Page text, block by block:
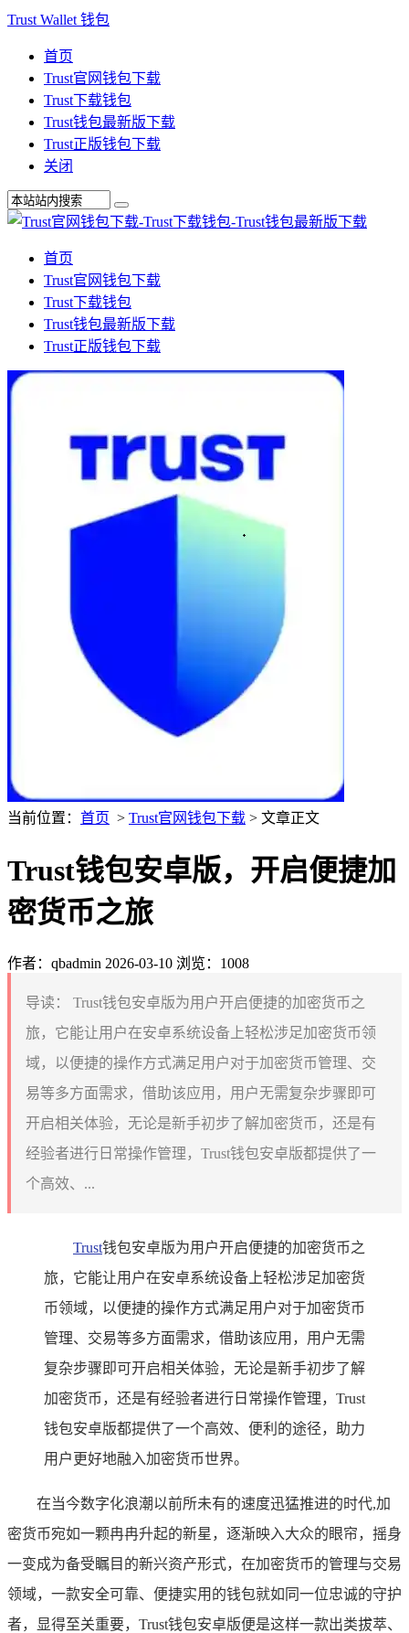
Trust Wallet 钱包
首页
Trust官网钱包下载
Trust下载钱包
Trust钱包最新版下载
Trust正版钱包下载
关闭
首页
Trust官网钱包下载
Trust下载钱包
Trust钱包最新版下载
Trust正版钱包下载
当前位置： 首页 > Trust官网钱包下载 > 文章正文
Trust钱包安卓版，开启便捷加
密货币之旅
作者：qbadmin 2026-03-10 浏览：1008
导读：
Trust钱包安卓版为用户开启便捷的加密货币之
旅，它能让用户在安卓系统设备上轻松涉足加密货币领
域，以便捷的操作方式满足用户对于加密货币管理、交
易等多方面需求，借助该应用，用户无需复杂步骤即可
开启相关体验，无论是新手初步了解加密货币，还是有
经验者进行日常操作管理，Trust钱包安卓版都提供了一
个高效、...
Trust钱包安卓版为用户开启便捷的加密货币之
旅，它能让用户在安卓系统设备上轻松涉足加密货
币领域，以便捷的操作方式满足用户对于加密货币
管理、交易等多方面需求，借助该应用，用户无需
复杂步骤即可开启相关体验，无论是新手初步了解
加密货币，还是有经验者进行日常操作管理，Trust
钱包安卓版都提供了一个高效、便利的途径，助力
用户更好地融入加密货币世界。
在当今数字化浪潮以前所未有的速度迅猛推进的时代,加
密货币宛如一颗冉冉升起的新星，逐渐映入大众的眼帘，摇身
一变成为备受瞩目的新兴资产形式，在加密货币的管理与交易
领域，一款安全可靠、便捷实用的钱包就如同一位忠诚的守护
者，显得至关重要，Trust钱包安卓版便是这样一款出类拔萃、